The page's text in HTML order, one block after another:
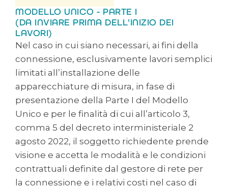
MODELLO UNICO - PARTE I
(DA INVIARE PRIMA DELL'INIZIO DEI
LAVORI)
Nel caso in cui siano necessari, ai fini della
connessione, esclusivamente lavori semplici
limitati all’installazione delle
apparecchiature di misura, in fase di
presentazione della Parte I del Modello
Unico e per le finalità di cui all’articolo 3,
comma 5 del decreto interministeriale 2
agosto 2022, il soggetto richiedente prende
visione e accetta le modalità e le condizioni
contrattuali definite dal gestore di rete per
la connessione e i relativi costi nel caso di